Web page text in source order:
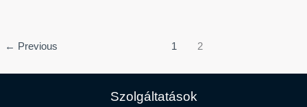
← Previous 1 2
Szolgáltatások